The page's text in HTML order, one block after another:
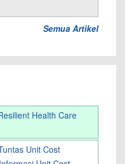
Semua Artikel
Health Care
Unit Cost